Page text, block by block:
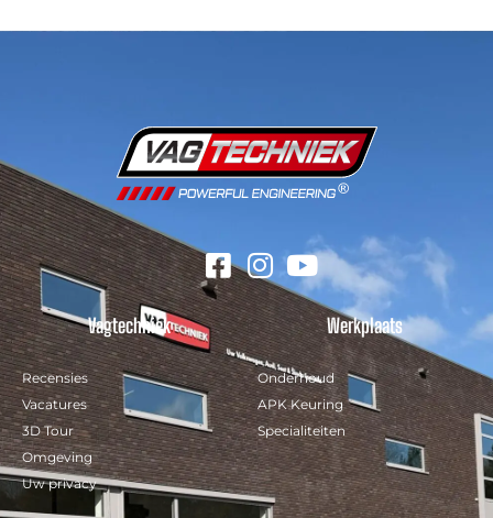
Vagtechniek
Recensies
Vacatures
3D Tour
Omgeving
Uw privacy
Werkplaats
Onderhoud
APK Keuring
Specialiteiten